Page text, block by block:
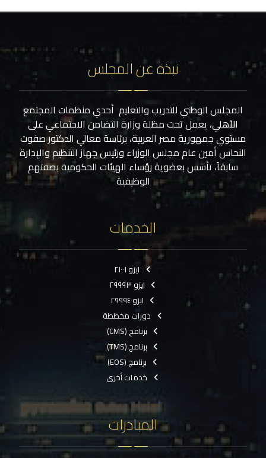
نبذة عن المجلس
المجلس الوطني للتدريب والتعليم أحدي منظمات المجتمع
الأهلي، يعمل تحت مظلة وزارة التضامن الاجتماعي على
مستوي جمهورية مصر العربية، برئاسة معالي الدكتور صفوت
النحاس أمين عام مجلس الوزراء ورئيس جهاز التنظيم والإدارة
سابقاً، تأسس بعضوية رؤساء الهيئات الحكومية بصفتهم
الوظيفية
الخدمات
ايزو ٢١٠٠١
ايزو ٢٩٩٩٣
ايزو ٢٩٩٩٤
دورات مخططة
برنامج (CMS)
برنامج (TMS)
برنامج (EOS)
خدمات أخرى
المبادرات